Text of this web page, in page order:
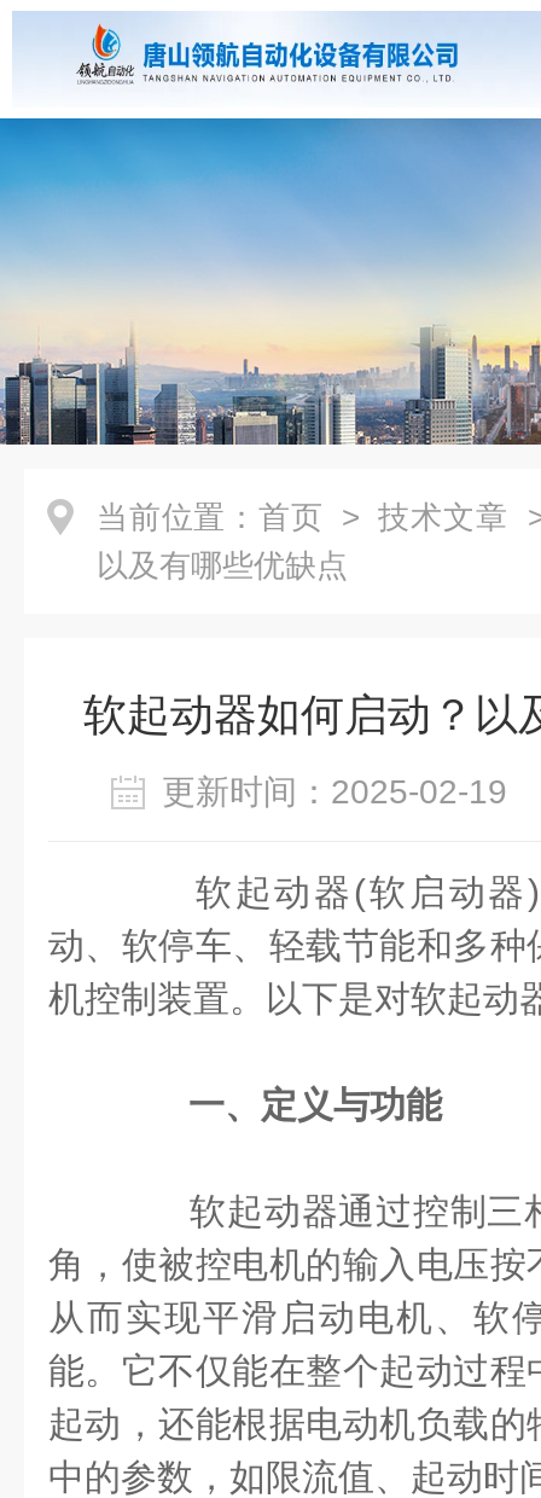
当前位置： 首页 > 技术文章
以及有哪些优缺点
软起动器如何启动？以
更新时间：2025-02-
软起动器(软启动器)
动、软停车、轻载节能和多
机控制装置。以下是对软起动
一、定义与功能
软起动器通过控制三
角，使被控电机的输入电压
从而实现平滑启动电机、软
能。它不仅能在整个起动过
起动，还能根据电动机负载
中的参数，如限流值、起动时